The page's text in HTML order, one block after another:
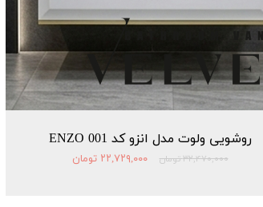
روشویی ولوت مدل انزو کد 001 ENZO
۳۲,۴۷۰,۰۰۰ تومان ۲۲,۷۲۹,۰۰۰ تومان